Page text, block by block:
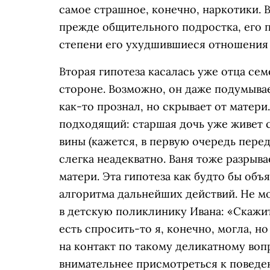
самое страшное, конечно, наркотики.
прежде общительного подростка, его
степени его ухудшившиеся
Вторая гипотеза касалась уже отца
стороне. Возможно, он даже
как-то прознал, но скрывает от
подходящий: старшая дочь уже живет
вины (кажется, в первую очередь
слегка неадекватно. Ваня тоже
матери. Эта гипотеза как будто бы
алгоритма дальнейших действий. Не
в детскую поликлинику Ивана:
есть спросить-то я, конечно, могла,
на контакт по такому деликатному
внимательнее присмотреться к